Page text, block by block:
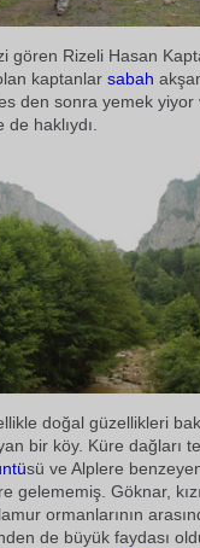
gören Rizeli Hasan
kaptanlar sabah
den sonra yemek yiyor
haklıydı.
doğal güzellikleri
bir köy. Küre dağları
sü ve Alplere
gelememiş. Göknar,
ormanlarının
de büyük faydası